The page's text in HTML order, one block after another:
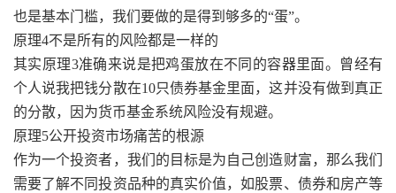
也是基本门槛，我们要做的是得到够多的“蛋”。
原理4不是所有的风险都是一样的
其实原理3准确来说是把鸡蛋放在不同的容器里面。曾经有
个人说我把钱分散在10只债券基金里面，这并没有做到真正
的分散，因为货币基金系统风险没有规避。
原理5公开投资市场痛苦的根源
作为一个投资者，我们的目标是为自己创造财富，那么我们
需要了解不同投资品种的真实价值，如股票、债券和房产等